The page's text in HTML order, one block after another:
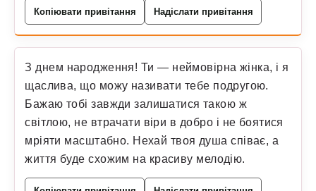
Копіювати привітання Надіслати привітання
З днем народження! Ти — неймовірна жінка, і я
щаслива, що можу називати тебе подругою.
Бажаю тобі завжди залишатися такою ж
світлою, не втрачати віри в добро і не боятися
мріяти масштабно. Нехай твоя душа співає, а
життя буде схожим на красиву мелодію.